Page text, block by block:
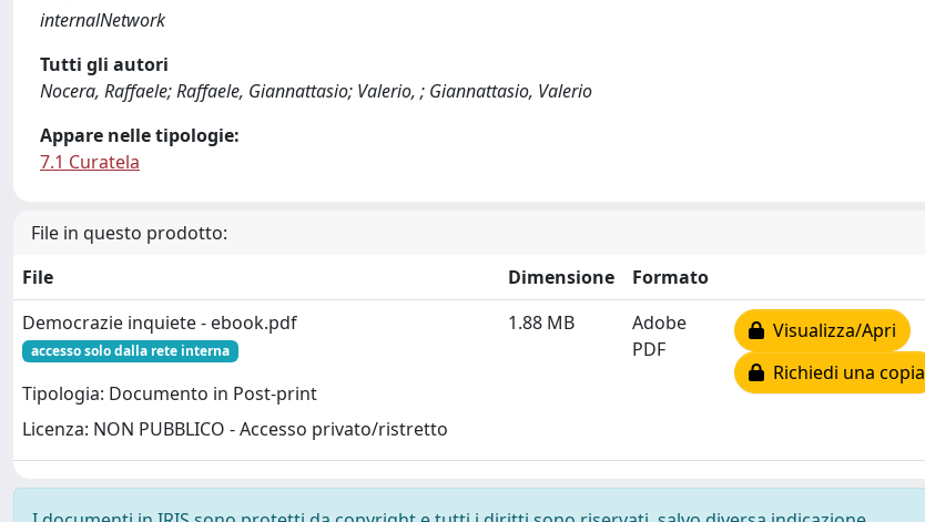
internalNetwork
Tutti gli autori
Nocera, Raffaele; Raffaele, Giannattasio; Valerio, ; Giannattasio, Valerio
Appare nelle tipologie:
7.1 Curatela
File in questo prodotto:
File
Dimensione
Formato
Democrazie inquiete - ebook.pdf
accesso solo dalla rete interna
Tipologia: Documento in Post-print
Licenza: NON PUBBLICO - Accesso privato/ristretto
1.88 MB
Adobe
PDF
Visualizza/Apri
Richiedi una copia